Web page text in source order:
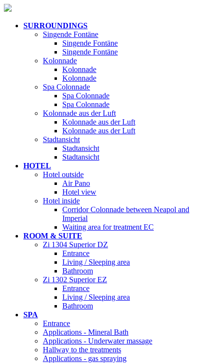
SURROUNDINGS
Singende Fontäne
Singende Fontäne
Singende Fontäne
Kolonnade
Kolonnade
Kolonnade
Spa Colonnade
Spa Colonnade
Spa Colonnade
Kolonnade aus der Luft
Kolonnade aus der Luft
Kolonnade aus der Luft
Stadtansicht
Stadtansicht
Stadtansicht
HOTEL
Hotel outside
Air Pano
Hotel view
Hotel inside
Corridor Colonnade between Neapol and
Imperial
Waiting area for treatment EC
ROOM & SUITE
Zi 1304 Superior DZ
Entrance
Living / Sleeping area
Bathroom
Zi 1302 Superior EZ
Entrance
Living / Sleeping area
Bathroom
SPA
Entrance
Applications - Mineral Bath
Applications - Underwater massage
Hallway to the treatments
Applications - gas spraying